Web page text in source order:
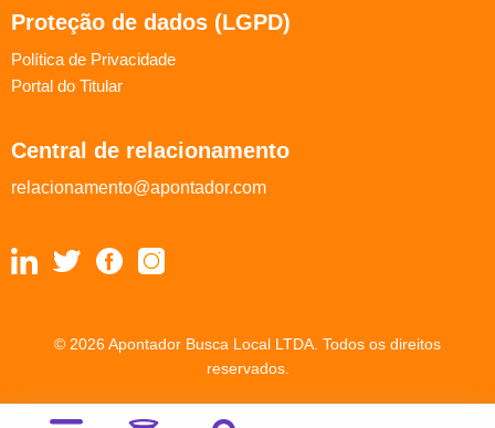
Proteção de dados (LGPD)
Política de Privacidade
Portal do Titular
Central de relacionamento
relacionamento@apontador.com
© 2026 Apontador Busca Local LTDA. Todos os direitos
reservados.